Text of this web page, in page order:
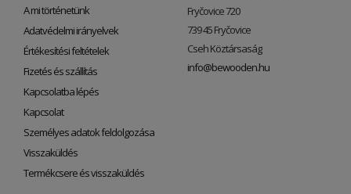
A mi történetünk
Adatvédelmi irányelvek
Értékesítési feltételek
Fizetés és szállítás
Kapcsolatba lépés
Kapcsolat
Személyes adatok feldolgozása
Visszaküldés
Termékcsere és visszaküldés
Fryčovice 720
739 45 Fryčovice
Cseh Köztársaság
info@bewooden.hu